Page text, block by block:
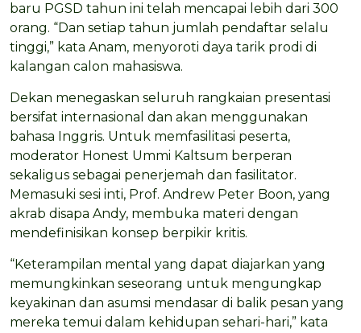
baru PGSD tahun ini telah mencapai lebih dari 300
orang. “Dan setiap tahun jumlah pendaftar selalu
tinggi,” kata Anam, menyoroti daya tarik prodi di
kalangan calon mahasiswa.
Dekan menegaskan seluruh rangkaian presentasi
bersifat internasional dan akan menggunakan
bahasa Inggris. Untuk memfasilitasi peserta,
moderator Honest Ummi Kaltsum berperan
sekaligus sebagai penerjemah dan fasilitator.
Memasuki sesi inti, Prof. Andrew Peter Boon, yang
akrab disapa Andy, membuka materi dengan
mendefinisikan konsep berpikir kritis.
“Keterampilan mental yang dapat diajarkan yang
memungkinkan seseorang untuk mengungkap
keyakinan dan asumsi mendasar di balik pesan yang
mereka temui dalam kehidupan sehari-hari,” kata